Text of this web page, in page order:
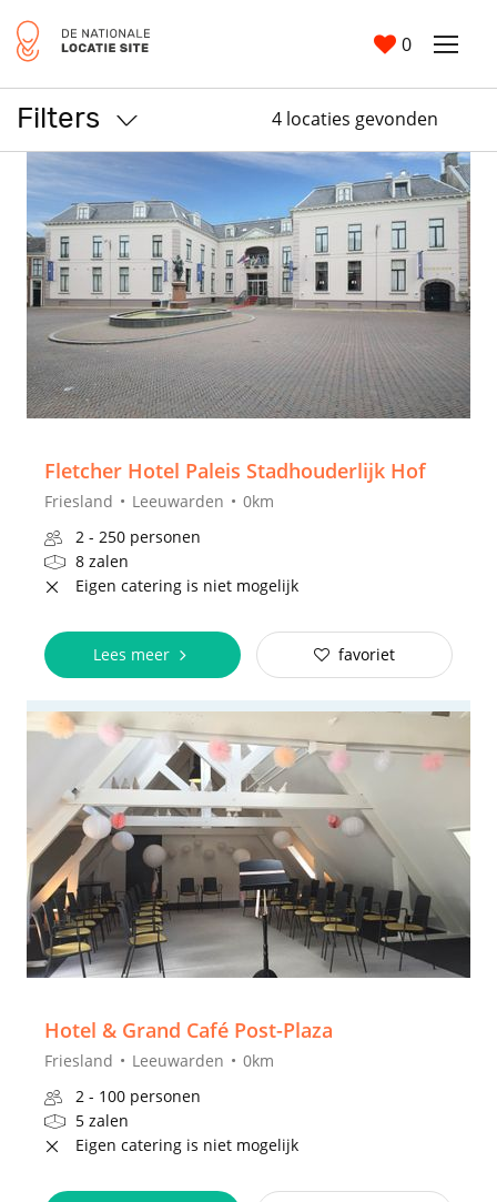
0
Filters> 4 locaties gevonden
Fletcher Hotel Paleis Stadhouderlijk Hof
Friesland Leeuwarden
0km
2 - 250 personen
8 zalen
Eigen catering is niet mogelijk
Lees meer favoriet
Hotel & Grand Café Post-Plaza
Friesland Leeuwarden
0km
2 - 100 personen
5 zalen
Eigen catering is niet mogelijk